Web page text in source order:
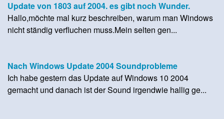
Update von 1803 auf 2004. es gibt noch Wunder.
Hallo,möchte mal kurz beschreiben, warum man Windows
nicht ständig verfluchen muss.Mein selten gen...
Nach Windows Update 2004 Soundprobleme
Ich habe gestern das Update auf Windows 10 2004
gemacht und danach ist der Sound irgendwie hallig ge...